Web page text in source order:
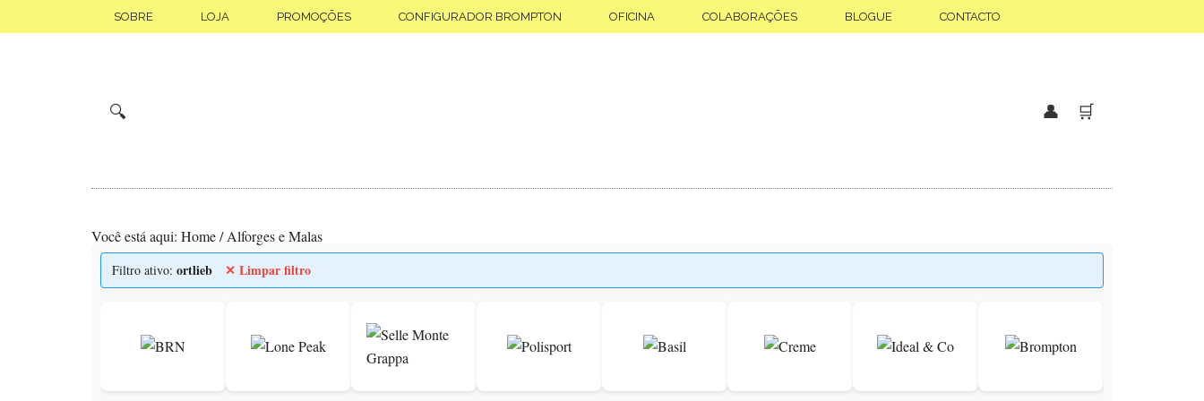
to
para
SOBRE LOJA PROMOÇÕES CONFIGURADOR BROMPTON OFICINA COLABORAÇÕES BLOGUE CONTACTO
🔍 👤 🛒
Você está aqui: Home/Alforges e Malas
Filtro ativo: ortlieb ✕ Limpar filtro